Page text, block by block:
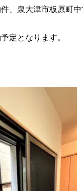
、泉大津市板原町
定となります。